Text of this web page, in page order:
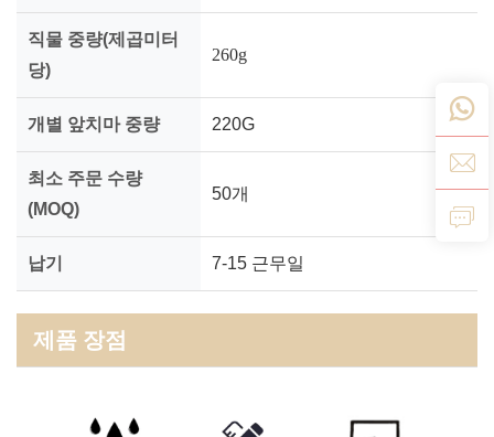
직물 중량(제곱미터
당)
260g
개별 앞치마 중량 220G
최소 주문 수량
(MOQ)
50개
납기 7-15 근무일
제품 장점